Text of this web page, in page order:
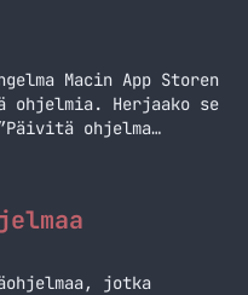
lukemista GTA
Macin App Storen
Herjaako se
ohjelma
jolla ostit
että siihen oli
näyttänyt, että
App Store ei näytä
jotka